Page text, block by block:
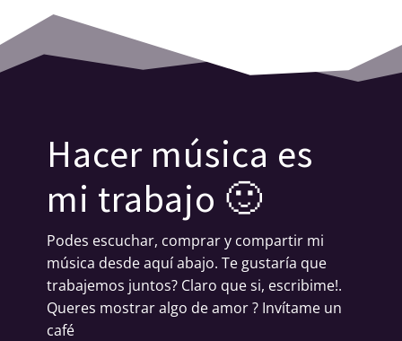
Hacer música es
mi trabajo 🙂
Podes escuchar, comprar y compartir mi
música desde aquí abajo. Te gustaría que
trabajemos juntos? Claro que si, escribime!.
Queres mostrar algo de amor ? Invítame un
café